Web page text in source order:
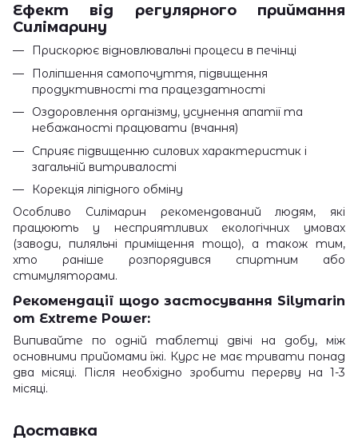
Ефект від регулярного приймання
Силімарину
Прискорює відновлювальні процеси в печінці
Поліпшення самопочуття, підвищення
продуктивності та працездатності
Оздоровлення організму, усунення апатії та
небажаності працювати (вчання)
Сприяє підвищенню силових характеристик і
загальній витривалості
Корекція ліпідного обміну
Особливо Силімарин рекомендований людям, які
працюють у несприятливих екологічних умовах
(заводи, пиляльні приміщення тощо), а також тим,
хто раніше розпорядився спиртним або
стимуляторами.
Рекомендації щодо застосування Silymarin
от Extreme Power:
Випивайте по одній таблетці двічі на добу, між
основними прийомами їжі. Курс не має тривати понад
два місяці. Після необхідно зробити перерву на 1-3
місяці.
Доставка